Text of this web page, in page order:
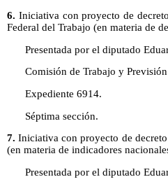
6. Iniciativa con proyecto de
Federal del Trabajo (en materia de
Presentada por el diputado
Comisión de Trabajo y
Expediente 6914.
Séptima sección.
7. Iniciativa con proyecto de
(en materia de indicadores
Presentada por el diputado